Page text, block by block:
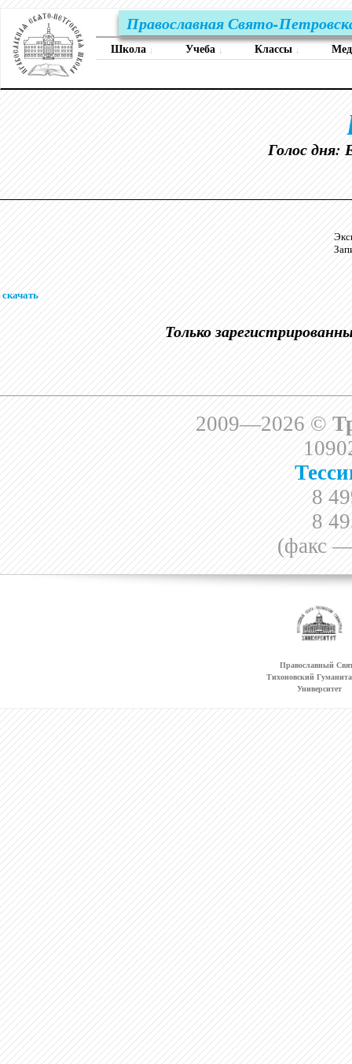
Православная Свято-
Школа ↓ Учеба ↓ Классы ↓
Голос дня:
скачать
Только
2009—2026 ©
8
8
(факс
Православный
Тихоновский
Университет